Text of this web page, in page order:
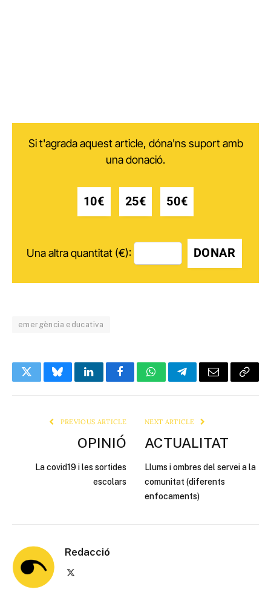
Si t'agrada aquest article, dóna'ns suport amb
una donació.
10€ 25€ 50€
Una altra quantitat (€): DONAR
emergència educativa
TwitterBlueskyLinkedInFacebookWhatsAppTelegramEmail Copy
PREVIOUS ARTICLE
OPINIÓ
La covid19 i les sortides
escolars
NEXT ARTICLE
ACTUALITAT
Llums i ombres del servei a la
comunitat (diferents
enfocaments)
Redacció